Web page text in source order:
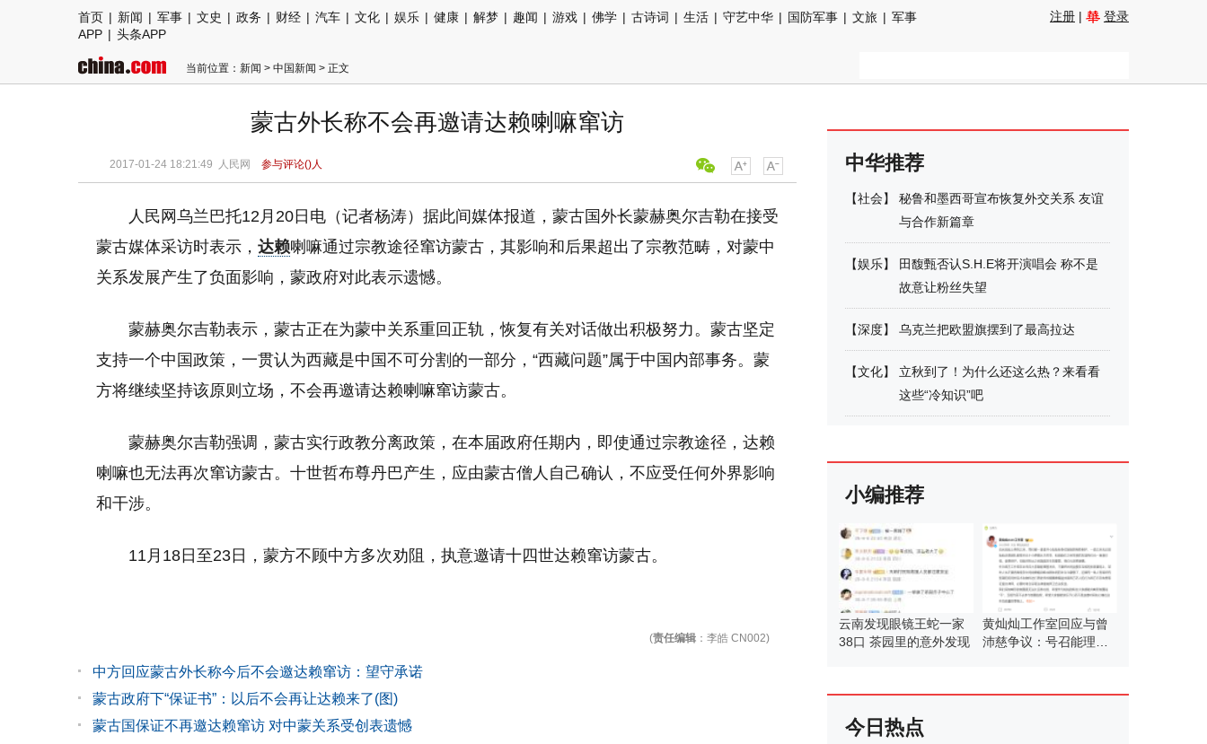
首页 | 新闻 | 军事 | 文史 | 政务 | 财经 | 汽车 | 文化 | 娱乐 | 健康 | 解梦 | 趣闻 | 游戏 | 佛学 | 古诗词 | 生活 | 守艺中华 | 国防军事 | 文旅 | 军事
APP | 头条APP
注册 | 登录
当前位置： 新闻 > 中国新闻 > 正文
蒙古外长称不会再邀请达赖喇嘛窜访
2017-01-24 18:21:49 人民网 参与评论()人
人民网乌兰巴托12月20日电（记者杨涛）据此间媒体报道，蒙古国外长蒙赫奥尔吉勒在接受
蒙古媒体采访时表示， 达赖喇嘛通过宗教途径窜访蒙古，其影响和后果超出了宗教范畴，对蒙中
关系发展产生了负面影响，蒙政府对此表示遗憾。
蒙赫奥尔吉勒表示，蒙古正在为蒙中关系重回正轨，恢复有关对话做出积极努力。蒙古坚定
支持一个中国政策，一贯认为西藏是中国不可分割的一部分，“西藏问题”属于中国内部事务。蒙
方将继续坚持该原则立场，不会再邀请达赖喇嘛窜访蒙古。
蒙赫奥尔吉勒强调，蒙古实行政教分离政策，在本届政府任期内，即使通过宗教途径，达赖
喇嘛也无法再次窜访蒙古。十世哲布尊丹巴产生，应由蒙古僧人自己确认，不应受任何外界影响
和干涉。
11月18日至23日，蒙方不顾中方多次劝阻，执意邀请十四世达赖窜访蒙古。
(责任编辑 ：李皓 CN002)
中方回应蒙古外长称今后不会邀达赖窜访：望守承诺
蒙古政府下“保证书”：以后不会再让达赖来了(图)
蒙古国保证不再邀达赖窜访 对中蒙关系受创表遗憾
中华推荐
【社会】
秘鲁和墨西哥宣布恢复外交关系 友谊
与合作新篇章
【娱乐】
田馥甄否认S.H.E将开演唱会 称不是
故意让粉丝失望
【深度】 乌克兰把欧盟旗摆到了最高拉达
【文化】
立秋到了！为什么还这么热？来看看
这些“冷知识”吧
小编推荐
云南发现眼镜王蛇一家
38口 茶园里的意外发现
黄灿灿工作室回应与曾
沛慈争议：号召能理智
今日热点